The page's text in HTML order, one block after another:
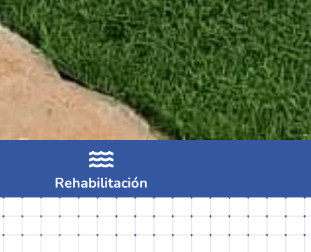
Rehabilitación